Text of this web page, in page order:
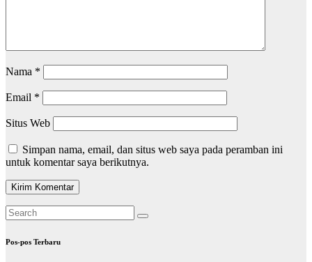
Nama *
Email *
Situs Web
Simpan nama, email, dan situs web saya pada peramban ini
untuk komentar saya berikutnya.
Pos-pos Terbaru